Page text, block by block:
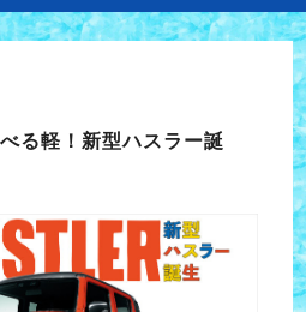
る軽！新型ハスラー誕